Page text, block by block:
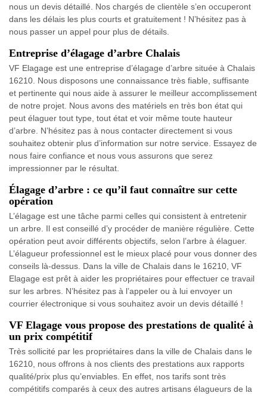
nous un devis détaillé. Nos chargés de clientèle s’en occuperont
dans les délais les plus courts et gratuitement ! N’hésitez pas à
nous passer un appel pour plus de détails.
Entreprise d’élagage d’arbre Chalais
VF Elagage est une entreprise d’élagage d’arbre située à Chalais
16210. Nous disposons une connaissance très fiable, suffisante
et pertinente qui nous aide à assurer le meilleur accomplissement
de notre projet. Nous avons des matériels en très bon état qui
peut élaguer tout type, tout état et voir même toute hauteur
d’arbre. N’hésitez pas à nous contacter directement si vous
souhaitez obtenir plus d’information sur notre service. Essayez de
nous faire confiance et nous vous assurons que serez
impressionner par le résultat.
Élagage d’arbre : ce qu’il faut connaître sur cette
opération
L’élagage est une tâche parmi celles qui consistent à entretenir
un arbre. Il est conseillé d’y procéder de manière régulière. Cette
opération peut avoir différents objectifs, selon l’arbre à élaguer.
L’élagueur professionnel est le mieux placé pour vous donner des
conseils là-dessus. Dans la ville de Chalais dans le 16210, VF
Elagage est prêt à aider les propriétaires pour effectuer ce travail
sur les arbres. N’hésitez pas à l’appeler ou à lui envoyer un
courrier électronique si vous souhaitez avoir un devis détaillé !
VF Elagage vous propose des prestations de qualité à
un prix compétitif
Très sollicité par les propriétaires dans la ville de Chalais dans le
16210, nous offrons à nos clients des prestations aux rapports
qualité/prix plus qu’enviables. En effet, nos tarifs sont très
compétitifs comparés à ceux des autres artisans élagueurs de la